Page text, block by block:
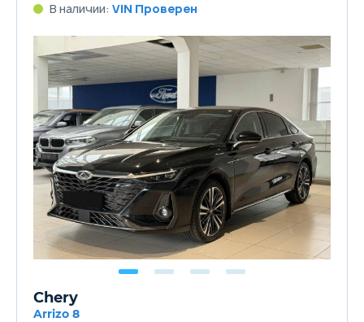
В наличии: VIN Проверен
Chery
Arrizo 8